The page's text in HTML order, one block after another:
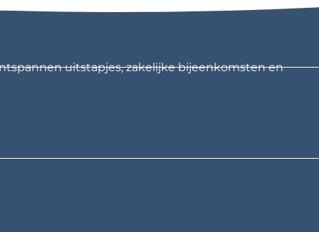
uitstapjes, zakelijke bijeenkomsten en